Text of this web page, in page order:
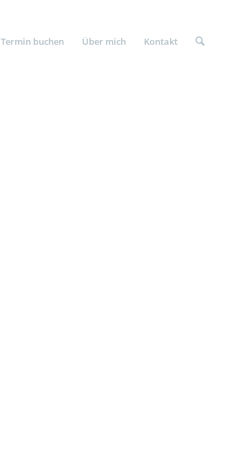
Termin buchen Über mich Kontakt